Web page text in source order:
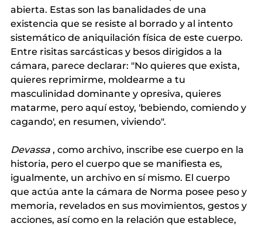
abierta. Estas son las banalidades de una
existencia que se resiste al borrado y al intento
sistemático de aniquilación física de este cuerpo.
Entre risitas sarcásticas y besos dirigidos a la
cámara, parece declarar: "No quieres que exista,
quieres reprimirme, moldearme a tu
masculinidad dominante y opresiva, quieres
matarme, pero aquí estoy, 'bebiendo, comiendo y
cagando', en resumen, viviendo".
Devassa , como archivo, inscribe ese cuerpo en la
historia, pero el cuerpo que se manifiesta es,
igualmente, un archivo en sí mismo. El cuerpo
que actúa ante la cámara de Norma posee peso y
memoria, revelados en sus movimientos, gestos y
acciones, así como en la relación que establece,